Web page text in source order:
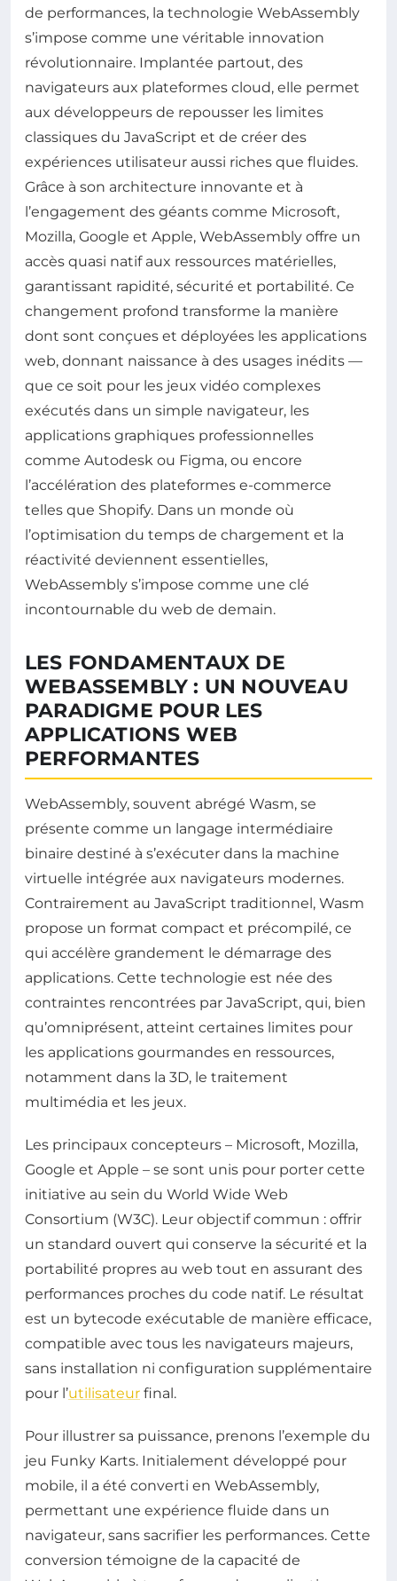
de performances, la technologie WebAssembly
s’impose comme une véritable innovation
révolutionnaire. Implantée partout, des
navigateurs aux plateformes cloud, elle permet
aux développeurs de repousser les limites
classiques du JavaScript et de créer des
expériences utilisateur aussi riches que fluides.
Grâce à son architecture innovante et à
l’engagement des géants comme Microsoft,
Mozilla, Google et Apple, WebAssembly offre un
accès quasi natif aux ressources matérielles,
garantissant rapidité, sécurité et portabilité. Ce
changement profond transforme la manière
dont sont conçues et déployées les applications
web, donnant naissance à des usages inédits —
que ce soit pour les jeux vidéo complexes
exécutés dans un simple navigateur, les
applications graphiques professionnelles
comme Autodesk ou Figma, ou encore
l’accélération des plateformes e-commerce
telles que Shopify. Dans un monde où
l’optimisation du temps de chargement et la
réactivité deviennent essentielles,
WebAssembly s’impose comme une clé
incontournable du web de demain.
LES FONDAMENTAUX DE
WEBASSEMBLY : UN NOUVEAU
PARADIGME POUR LES
APPLICATIONS WEB
PERFORMANTES
WebAssembly, souvent abrégé Wasm, se
présente comme un langage intermédiaire
binaire destiné à s’exécuter dans la machine
virtuelle intégrée aux navigateurs modernes.
Contrairement au JavaScript traditionnel, Wasm
propose un format compact et précompilé, ce
qui accélère grandement le démarrage des
applications. Cette technologie est née des
contraintes rencontrées par JavaScript, qui, bien
qu’omniprésent, atteint certaines limites pour
les applications gourmandes en ressources,
notamment dans la 3D, le traitement
multimédia et les jeux.
Les principaux concepteurs – Microsoft, Mozilla,
Google et Apple – se sont unis pour porter cette
initiative au sein du World Wide Web
Consortium (W3C). Leur objectif commun : offrir
un standard ouvert qui conserve la sécurité et la
portabilité propres au web tout en assurant des
performances proches du code natif. Le résultat
est un bytecode exécutable de manière efficace,
compatible avec tous les navigateurs majeurs,
sans installation ni configuration supplémentaire
pour l’utilisateur final.
Pour illustrer sa puissance, prenons l’exemple du
jeu Funky Karts. Initialement développé pour
mobile, il a été converti en WebAssembly,
permettant une expérience fluide dans un
navigateur, sans sacrifier les performances. Cette
conversion témoigne de la capacité de